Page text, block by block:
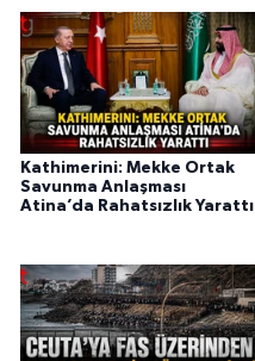
Kathimerini: Mekke Ortak
Savunma Anlaşması
Atina’da Rahatsızlık Yarattı